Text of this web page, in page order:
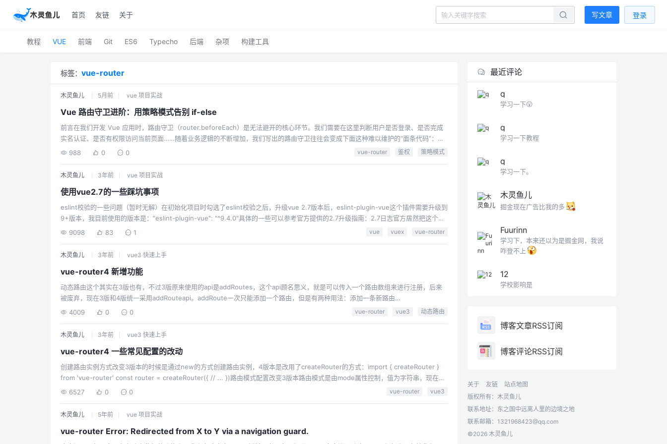
首页 友链 关于 写文章 登录
教程 VUE 前端 Git ES6 Typecho 后端 杂项 构建工具
标签： vue-router
木灵鱼儿 5月前 vue 项目实战
Vue 路由守卫进阶：用策略模式告别 if-else
前言在我们开发 Vue 应用时，路由守卫（router.beforeEach）是无法避开的核心环节。我们需要在这里判断用户是否登录、是否完成
实名认证、是否有权限访问当前页面……随着业务逻辑的不断增加，我们写出的路由守卫往往会变成下面这种难以维护的“面条代码”：
router.beforeEach((to, from, next) => { // 从状态管理库获取用户的当前状态 const isLogin = store.isLogin; // 是否已登录 const
988 0 0 vue-router 鉴权 策略模式
木灵鱼儿 3年前 vue 项目实战
使用vue2.7的一些踩坑事项
eslint校验的一些问题（暂时无解）在初始化项目时勾选了eslint校验之后，升级vue 2.7版本后，eslint-plugin-vue这个插件需要升级到
9+版本，我目前使用的版本是："eslint-plugin-vue": "^9.4.0"具体的一些可以参考官方提供的2.7升级指南：2.7日志官方居然把这个写
在了变更日志里面，按道理最好官方的文档上也有一份说明的，但是目前没有。虽然eslint的依赖更新到新版后确实解决了一些项目启动
9098 83 1 vue vuex vue-router
木灵鱼儿 3年前 vue3 快速上手
vue-router4 新增功能
动态路由这个其实在3版也有，不过3版原来使用的api是addRoutes，这个api顾名思义，就是可以传入一个路由数组来进行注册，后来
被废弃，现在3版和4版统一采用addRouteapi。addRoute一次只能添加一个路由，但是有两种用法：添加一条新路由
router.addRoute({ path: "/about", name: "About", component: () => import("../views/About.vue"), })给已存在的路由注册一个子路
4009 0 0 vue-router vue3 动态路由
木灵鱼儿 3年前 vue3 快速上手
vue-router4 一些常见配置的改动
创建路由实例方式改变3版本的时候是通过new的方式创建路由实例，4版本是改用了createRouter的方式：import { createRouter }
from 'vue-router' const router = createRouter({ // ... })路由模式配置改变3版本路由模式是由mode属性控制，值为字符串，现在通
过import引入不同函数来创建不同的路由模式："history"改为createWebHistory()"hash"改为createWebHashHistory()"abst...
6527 0 0 vue-router vue3
木灵鱼儿 5年前 vue 项目实战
vue-router Error: Redirected from X to Y via a navigation guard.
最近评论
q
学习一下😲
q
学习一下教程
q
学习一下。
木灵鱼儿
掘金现在广告比我的多
Fuurinn
学习下，本来还以为是掘金网，我说
咋登不上
12
学校影响是
博客文章RSS订阅
博客评论RSS订阅
关于 友链
站点地图
版权所有：木灵鱼儿
联系地址：东之国中远离人里的边境之地
联系邮箱： 1321968423@qq.com
©2026 木灵鱼儿